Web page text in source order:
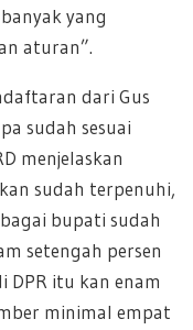
yang
aturan”.
dari Gus
sudah sesuai
menjelaskan
sudah terpenuhi,
bupati sudah
setengah persen
DPR itu kan enam
minimal empat